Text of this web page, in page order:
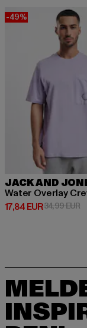
-49%
JACK AND
Water Overlay
17,84 EUR
Derzeitiger Preis:
34,99 EUR